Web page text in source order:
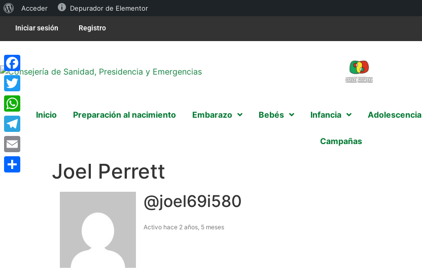
Acceder Depurador de Elementor
Iniciar sesión Registro
Inicio Preparación al nacimiento Embarazo Bebés Infancia Adolescencia
Campañas
Joel Perrett
@joel69i580
Activo hace 2 años, 5 meses
Facebook
Twitter
WhatsApp
Telegram
Email